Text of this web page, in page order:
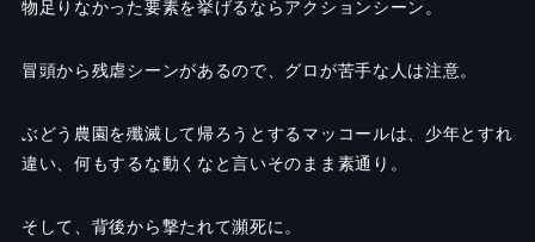
物足りなかった要素を挙げるならアクションシーン。
冒頭から残虐シーンがあるので、グロが苦手な人は注意。
ぶどう農園を殲滅して帰ろうとするマッコールは、少年とすれ
違い、何もするな動くなと言いそのまま素通り。
そして、背後から撃たれて瀕死に。